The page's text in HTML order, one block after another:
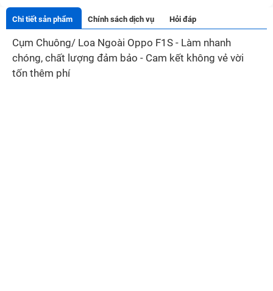
Chi tiết sản phẩm Chính sách dịch vụ Hỏi đáp
Cụm Chuông/ Loa Ngoài Oppo F1S - Làm nhanh
chóng, chất lượng đảm bảo - Cam kết không vẻ vời
tốn thêm phí